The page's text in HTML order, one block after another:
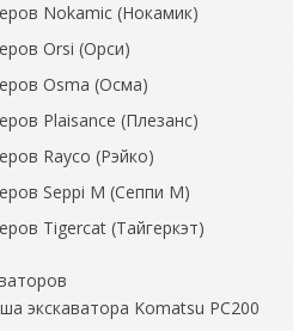
Nokamic (Нокамик)
Orsi (Орси)
Osma (Осма)
Plaisance (Плезанс)
Rayco (Рэйко)
Seppi M (Сеппи М)
Tigercat (Тайгеркэт)
экскаватора Komatsu PC200